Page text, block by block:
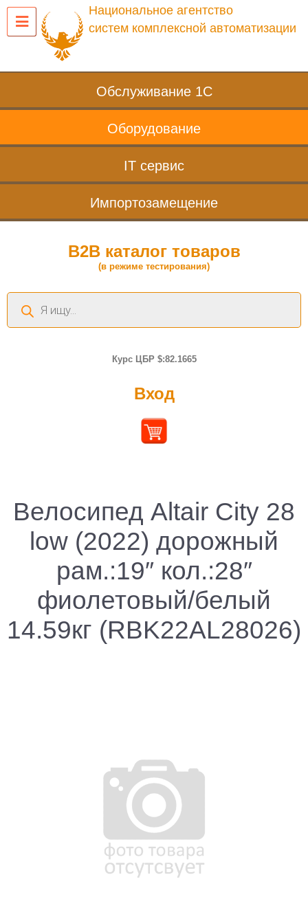
Национальное агентство
систем комплексной автоматизации
Обслуживание 1С
Оборудование
IT сервис
Импортозамещение
B2B каталог товаров
(в режиме тестирования)
Поиск
товаров
Курс ЦБР $:82.1665
Вход
Велосипед Altair City 28
low (2022) дорожный
рам.:19″ кол.:28″
фиолетовый/белый
14.59кг (RBK22AL28026)